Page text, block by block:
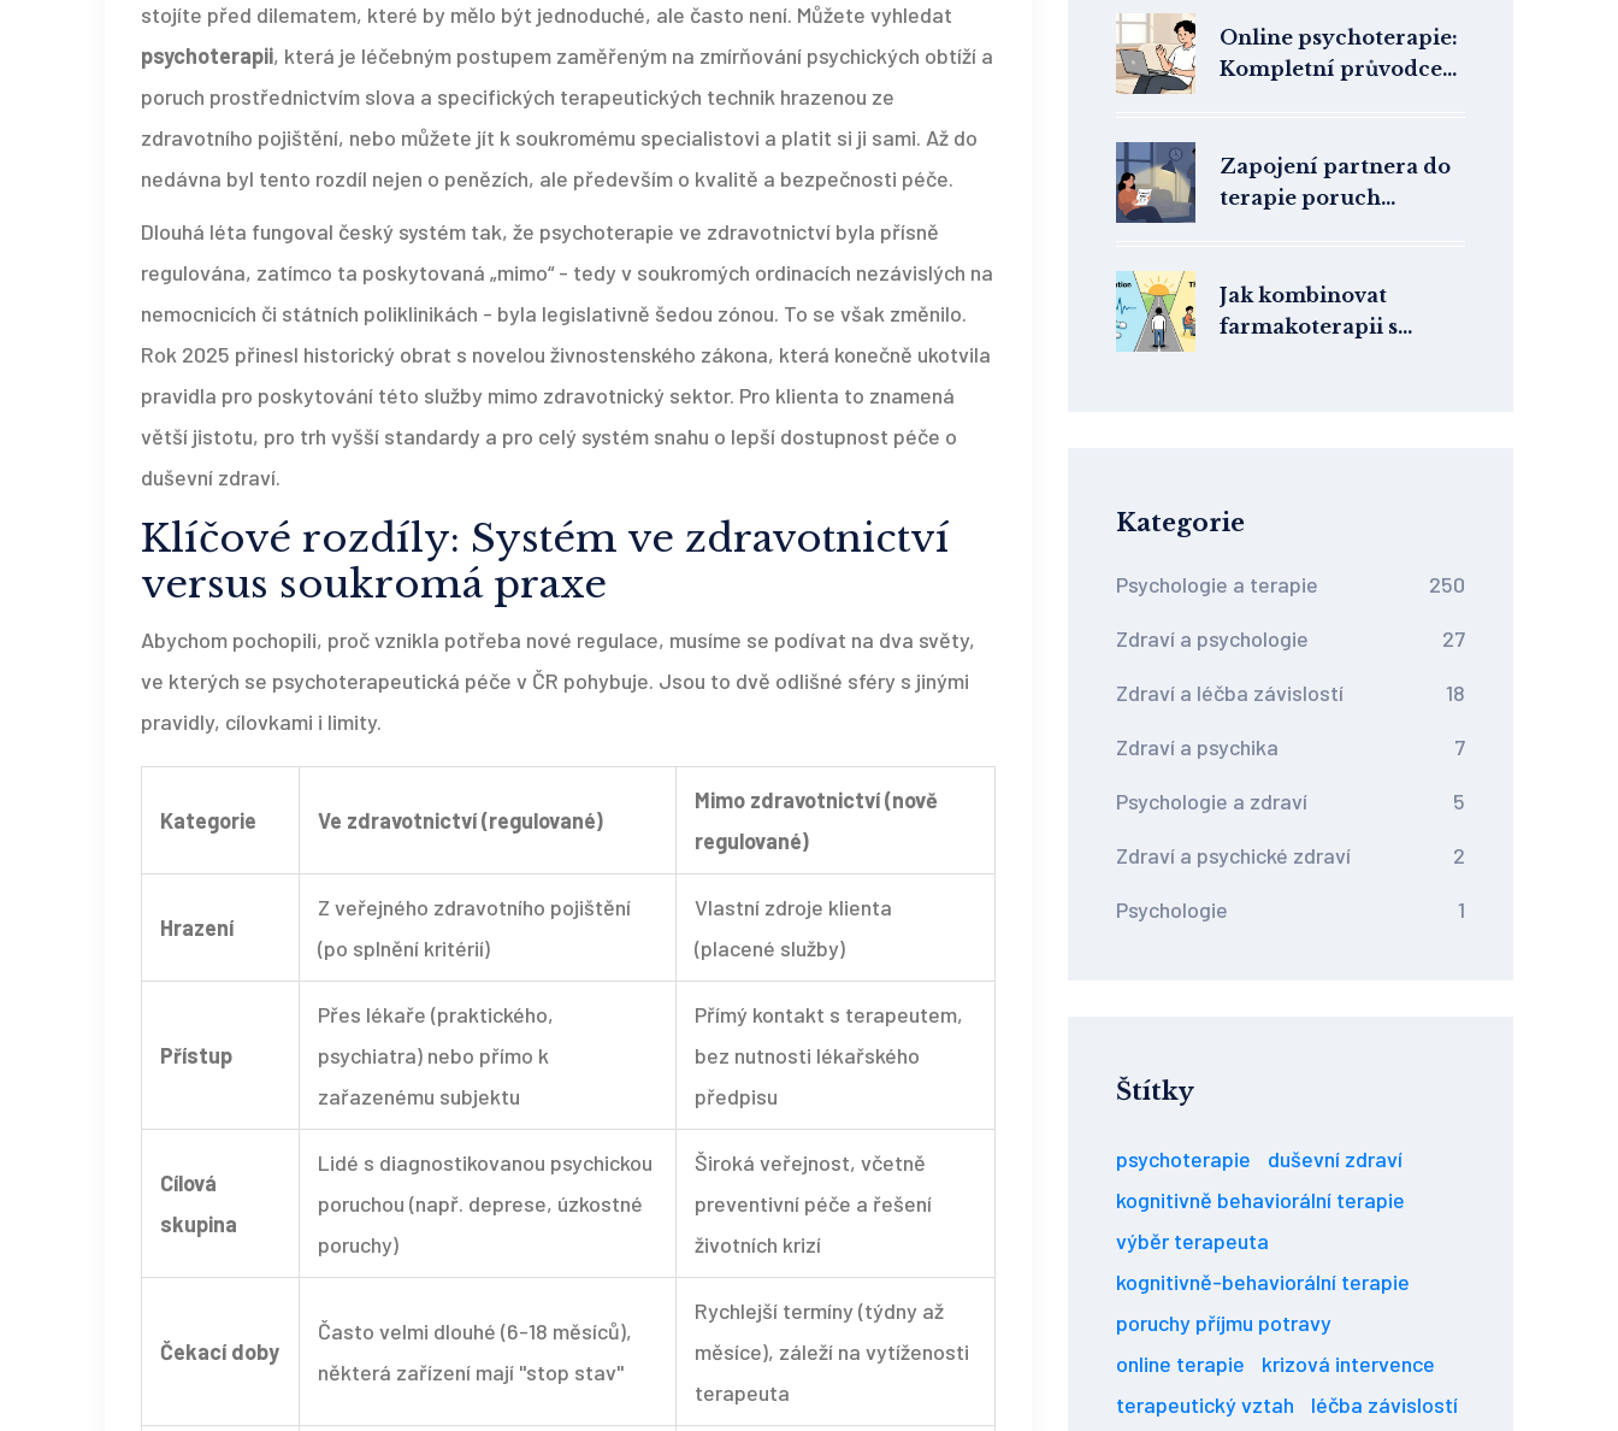
stojíte před dilematem, které by mělo být jednoduché, ale často není. Můžete vyhledat
psychoterapii, která je léčebným postupem zaměřeným na zmírňování psychických obtíží a
poruch prostřednictvím slova a specifických terapeutických technik hrazenou ze
zdravotního pojištění, nebo můžete jít k soukromému specialistovi a platit si ji sami. Až do
nedávna byl tento rozdíl nejen o penězích, ale především o kvalitě a bezpečnosti péče.
Dlouhá léta fungoval český systém tak, že psychoterapie ve zdravotnictví byla přísně
regulována, zatímco ta poskytovaná „mimo“ - tedy v soukromých ordinacích nezávislých na
nemocnicích či státních poliklinikách - byla legislativně šedou zónou. To se však změnilo.
Rok 2025 přinesl historický obrat s novelou živnostenského zákona, která konečně ukotvila
pravidla pro poskytování této služby mimo zdravotnický sektor. Pro klienta to znamená
větší jistotu, pro trh vyšší standardy a pro celý systém snahu o lepší dostupnost péče o
duševní zdraví.
Klíčové rozdíly: Systém ve zdravotnictví
versus soukromá praxe
Abychom pochopili, proč vznikla potřeba nové regulace, musíme se podívat na dva světy,
ve kterých se psychoterapeutická péče v ČR pohybuje. Jsou to dvě odlišné sféry s jinými
pravidly, cílovkami i limity.
Kategorie Ve zdravotnictví (regulované)
Mimo zdravotnictví (nově
regulované)
Hrazení
Z veřejného zdravotního pojištění
(po splnění kritérií)
Vlastní zdroje klienta
(placené služby)
Přístup
Přes lékaře (praktického,
psychiatra) nebo přímo k
zařazenému subjektu
Přímý kontakt s terapeutem,
bez nutnosti lékařského
předpisu
Cílová
skupina
Lidé s diagnostikovanou psychickou
poruchou (např. deprese, úzkostné
poruchy)
Široká veřejnost, včetně
preventivní péče a řešení
životních krizí
Čekací doby
Často velmi dlouhé (6-18 měsíců),
některá zařízení mají "stop stav"
Rychlejší termíny (týdny až
měsíce), záleží na vytíženosti
terapeuta
Online psychoterapie:
Kompletní průvodce
Zapojení partnera do
terapie poruch
Jak kombinovat
farmakoterapii s
Kategorie
Psychologie a terapie 250
Zdraví a psychologie 27
Zdraví a léčba závislostí 18
Zdraví a psychika 7
Psychologie a zdraví 5
Zdraví a psychické zdraví 2
Psychologie 1
Štítky
psychoterapie
duševní zdraví
kognitivně behaviorální terapie
výběr terapeuta
kognitivně-behaviorální terapie
poruchy příjmu potravy
online terapie
krizová intervence
terapeutický vztah
léčba závislostí